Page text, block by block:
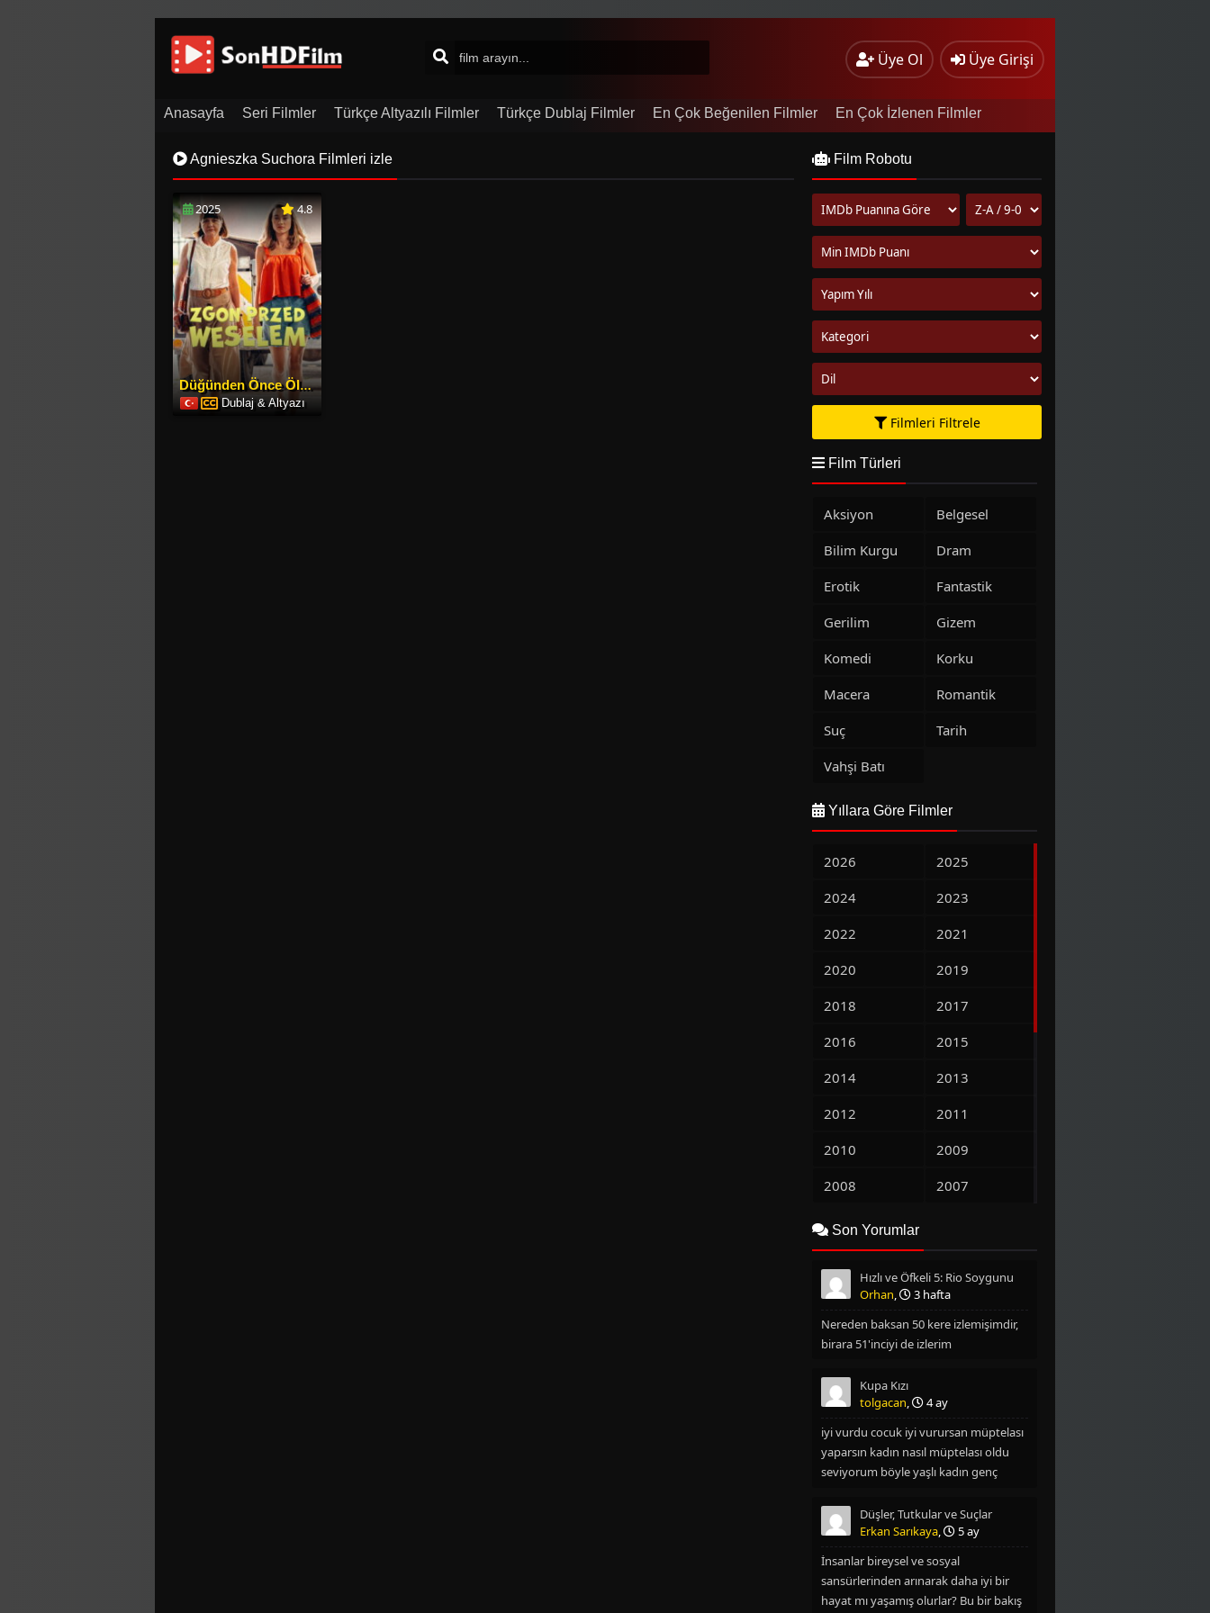
Üye Ol Üye Girişi
Anasayfa Seri Filmler Türkçe Altyazılı Filmler Türkçe Dublaj Filmler En Çok Beğenilen Filmler
En Çok İzlenen Filmler
Agnieszka Suchora Filmleri izle
2025 4.8
Düğünden Önce Ölüm
Dublaj & Altyazı
Film Robotu
Filmleri Filtrele
Film Türleri
Aksiyon
Belgesel
Bilim Kurgu
Dram
Erotik
Fantastik
Gerilim
Gizem
Komedi
Korku
Macera
Romantik
Suç
Tarih
Vahşi Batı
Yıllara Göre Filmler
2026
2025
2024
2023
2022
2021
2020
2019
2018
2017
2016
2015
2014
2013
2012
2011
2010
2009
2008
2007
2006
2001
2000
1999
1997
1994
1993
1992
1990
1977
1976
1975
1974
Son Yorumlar
Hızlı ve Öfkeli 5: Rio Soygunu
Orhan,
3 hafta
Nereden baksan 50 kere izlemişimdir,
birara 51'inciyi de izlerim
Kupa Kızı
tolgacan,
4 ay
iyi vurdu cocuk iyi vurursan müptelası
yaparsın kadın nasıl müptelası oldu
seviyorum böyle yaşlı kadın genç
Düşler, Tutkular ve Suçlar
Erkan Sarıkaya,
5 ay
İnsanlar bireysel ve sosyal
sansürlerinden arınarak daha iyi bir
hayat mı yaşamış olurlar? Bu bir bakış